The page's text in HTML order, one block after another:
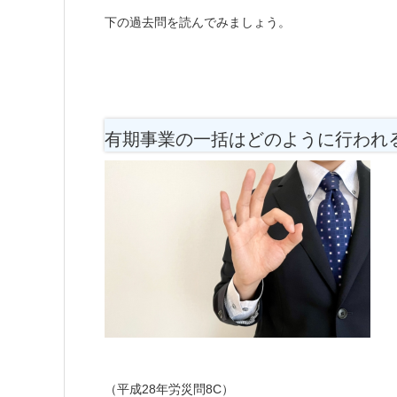
下の過去問を読んでみましょう。
有期事業の一括はどのように行われ
（平成28年労災問8C）